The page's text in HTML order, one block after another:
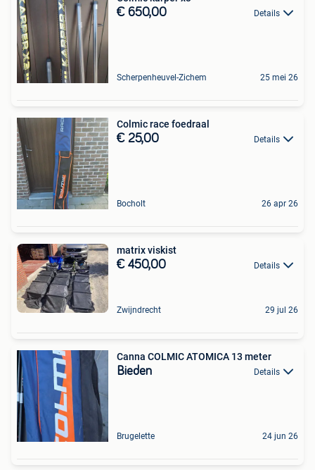
€ 650,00 Details
Scherpenheuvel-Zichem 25 mei 26
Colmic race foedraal
€ 25,00 Details
Bocholt 26 apr 26
matrix viskist
€ 450,00 Details
Zwijndrecht 29 jul 26
Canna COLMIC ATOMICA 13 meter
Bieden Details
Brugelette 24 jun 26